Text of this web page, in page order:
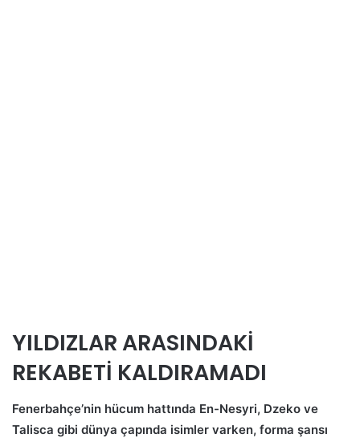
YILDIZLAR ARASINDAKİ
REKABETİ KALDIRAMADI
Fenerbahçe’nin hücum hattında En-Nesyri, Dzeko ve
Talisca gibi dünya çapında isimler varken, forma şansı